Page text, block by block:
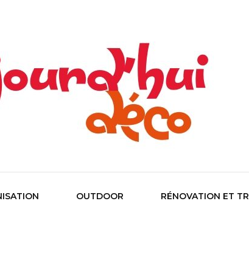
Déco
OUTDOOR RÉNOVATION ET